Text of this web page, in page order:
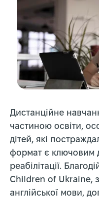
Дистанційне
частиною освіти,
дітей, які
формат є ключовим
реабілітації.
Children of Ukraine,
англійської мови,